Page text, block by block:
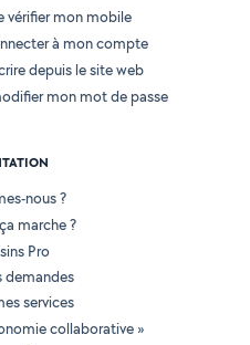
vérifier mon mobile
à mon compte
depuis le site web
mon mot de passe
nous ?
marche ?
Pro
demandes
services
collaborative »